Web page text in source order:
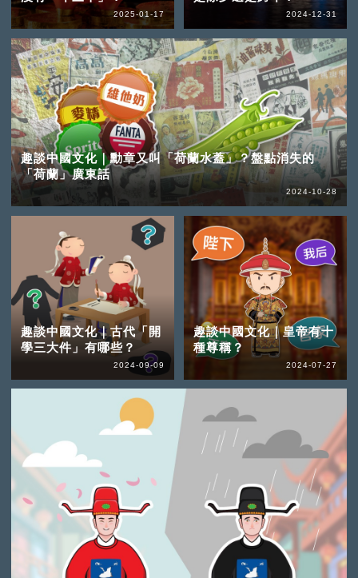
2025-01-17 2024-12-31
趣談中國文化｜勳章又叫「荷蘭水蓋」？盤點消失的
「荷蘭」廣東話
2024-10-28
趣談中國文化｜古代「開
學三大件」有哪些？
2024-09-09
趣談中國文化｜皇帝有十
種尊稱？
2024-07-27